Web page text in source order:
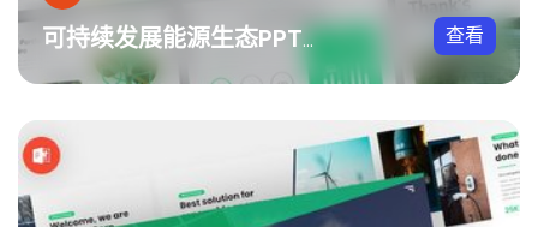
可持续发展能源生态PPT模板 查看